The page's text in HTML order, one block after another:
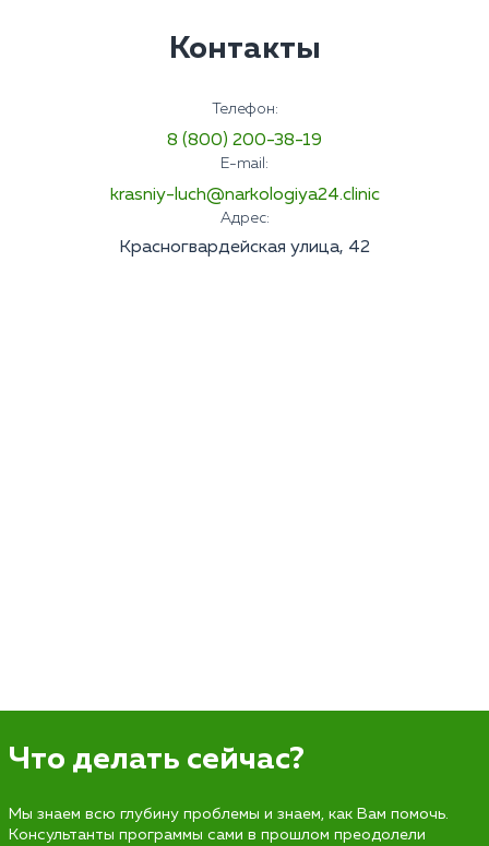
Контакты
Телефон:
8 (800) 200-38-19
E-mail:
krasniy-luch@narkologiya24.clinic
Адрес:
Красногвардейская улица, 42
Что делать сейчас?
Мы знаем всю глубину проблемы и знаем, как Вам помочь.
Консультанты программы сами в прошлом преодолели